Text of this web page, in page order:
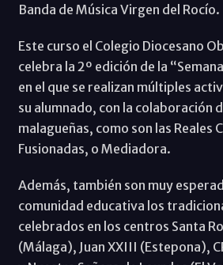
Banda de Música Virgen del Rocío.
Este curso el Colegio Diocesano
celebra la 2º edición de la
en el que se realizan múltiples
su alumnado, con la colaboración
malagueñas, como son las Reales
Fusionadas, o Mediadora.
Además, también son muy
comunidad educativa los
celebrados en los centros Santa
(Málaga), Juan XXIII (Estepona),